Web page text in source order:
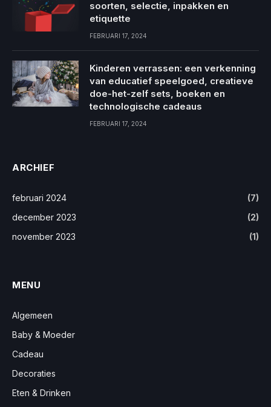
soorten, selectie, inpakken en
etiquette
FEBRUARI 17, 2024
Kinderen verrassen: een verkenning
van educatief speelgoed, creatieve
doe-het-zelf sets, boeken en
technologische cadeaus
FEBRUARI 17, 2024
ARCHIEF
februari 2024
(7)
december 2023
(2)
november 2023
(1)
MENU
Algemeen
Baby & Moeder
Cadeau
Decoraties
Eten & Drinken